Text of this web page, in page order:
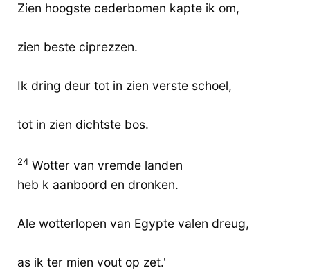
Zien hoogste cederbomen kapte ik om,
zien beste ciprezzen.
Ik dring deur tot in zien verste schoel,
tot in zien dichtste bos.
24 Wotter van vremde landen
heb k aanboord en dronken.
Ale wotterlopen van Egypte valen dreug,
as ik ter mien vout op zet.'